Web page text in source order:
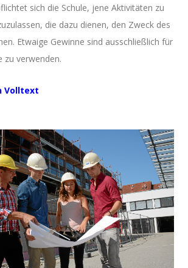
sich die Schule, jene Aktivitäten zu
die dazu dienen, den Zweck des
Etwaige Gewinne sind ausschließlich für
zu verwenden.
Volltext